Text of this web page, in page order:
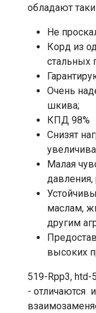
обладают
Не
Корд из
стальных
Очень
шкива;
КПД 98%
Снизят
Малая
маслам,
другим
высоких
519-Rpp3,
- отличаются